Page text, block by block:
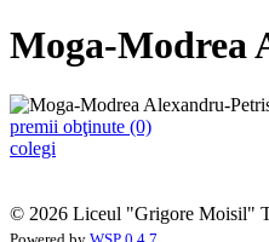
Moga-Modrea
premii obţinute (0)
colegi
© 2026 Liceul "Grigore Moisil"